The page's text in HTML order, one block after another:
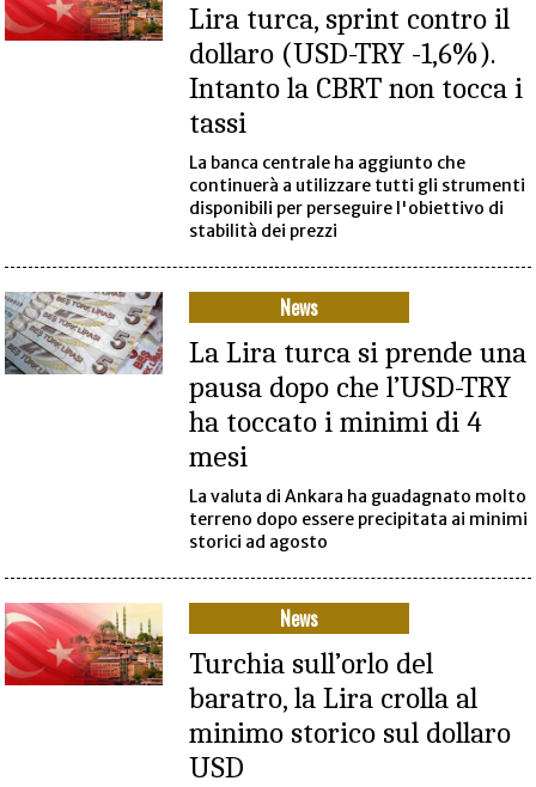
Lira turca, sprint contro il
dollaro (USD-TRY -1,6%).
Intanto la CBRT non tocca i
tassi
La banca centrale ha aggiunto che
continuerà a utilizzare tutti gli strumenti
disponibili per perseguire l'obiettivo di
stabilità dei prezzi
News
La Lira turca si prende una
pausa dopo che l’USD-TRY
ha toccato i minimi di 4
mesi
La valuta di Ankara ha guadagnato molto
terreno dopo essere precipitata ai minimi
storici ad agosto
News
Turchia sull’orlo del
baratro, la Lira crolla al
minimo storico sul dollaro
USD